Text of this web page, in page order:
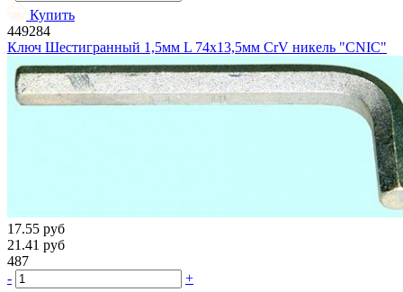
Купить
449284
Ключ Шестигранный 1,5мм L 74х13,5мм CrV никель "CNIC"
17.55 руб
21.41 руб
487
-
+